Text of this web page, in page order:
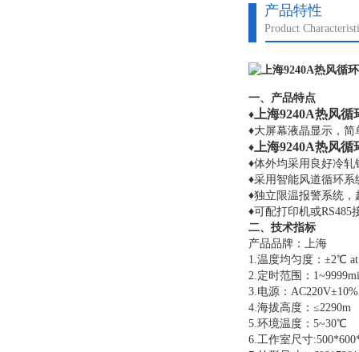
产品特性
Product
一、产品特点
♦ 上海9240A热风
♦大屏幕液晶显示，
♦ 上海9240A热风
♦体外均采用良好冷
♦采用智能风道循环
♦独立限温报警系统
♦可配打印机或
二、 技术指标
产品品牌：上海
1.温度均匀度：±2℃
2.定时范围：
3.电源：
4.海拔高度：
5.环境温度
6.工作室尺寸